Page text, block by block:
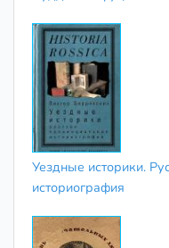
Уездные историки.
историография